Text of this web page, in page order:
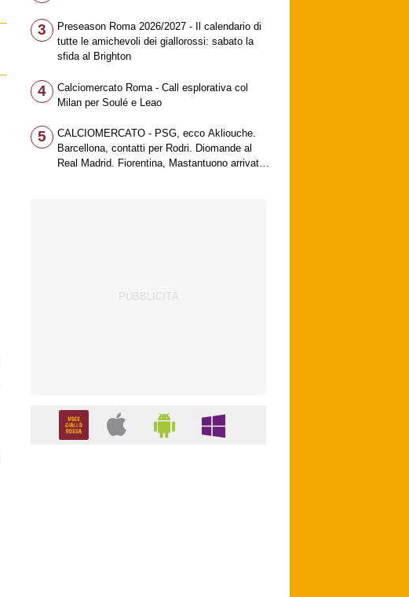
3
Preseason Roma 2026/2027 - Il calendario di
tutte le amichevoli dei giallorossi: sabato la
sfida al Brighton
4
Calciomercato Roma - Call esplorativa col
Milan per Soulé e Leao
5
CALCIOMERCATO - PSG, ecco Akliouche.
Barcellona, contatti per Rodri. Diomande al
Real Madrid. Fiorentina, Mastantuono arrivato